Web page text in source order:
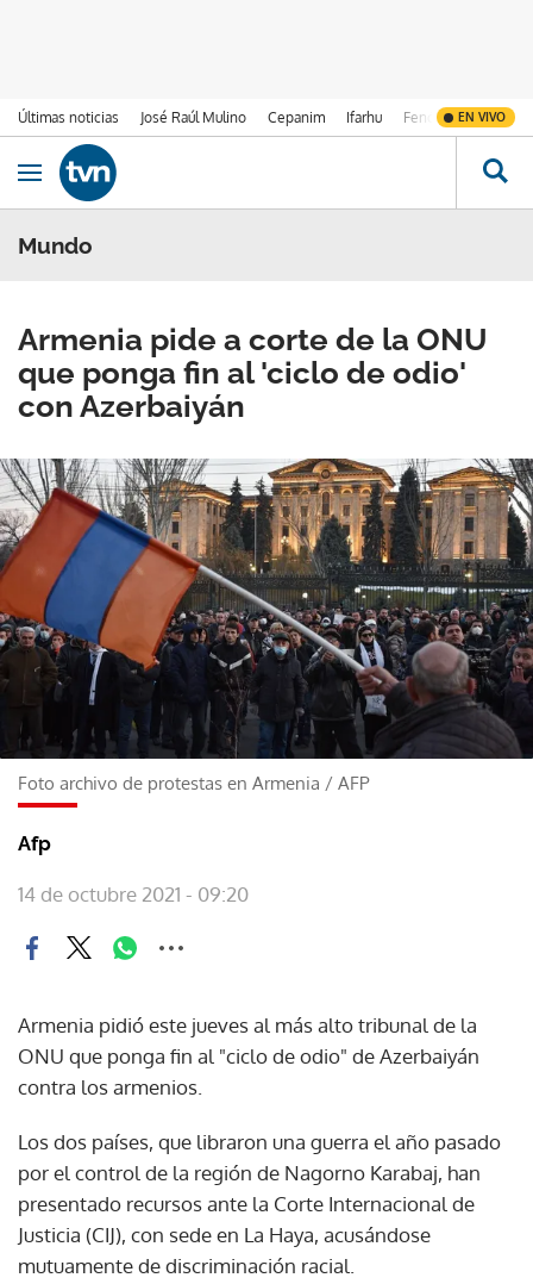
Últimas noticias José Raúl Mulino Cepanim Ifarhu Fenómeno de El
EN VIVO
Ir al contenido
Obrir navegació
Mundo
Armenia pide a corte de la ONU
que ponga fin al 'ciclo de odio'
con Azerbaiyán
Foto archivo de protestas en Armenia / AFP
Afp
14 de octubre 2021 - 09:20
Armenia pidió este jueves al más alto tribunal de la
ONU que ponga fin al "ciclo de odio" de Azerbaiyán
contra los armenios.
Los dos países, que libraron una guerra el año pasado
por el control de la región de Nagorno Karabaj, han
presentado recursos ante la Corte Internacional de
Justicia (CIJ), con sede en La Haya, acusándose
mutuamente de discriminación racial.